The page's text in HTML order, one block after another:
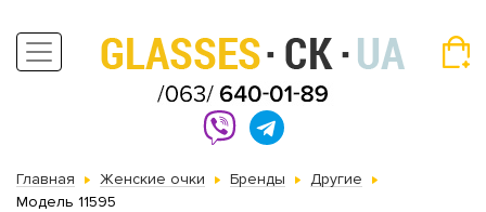
Главная Женские очки Бренды
Другие
Модель 11595